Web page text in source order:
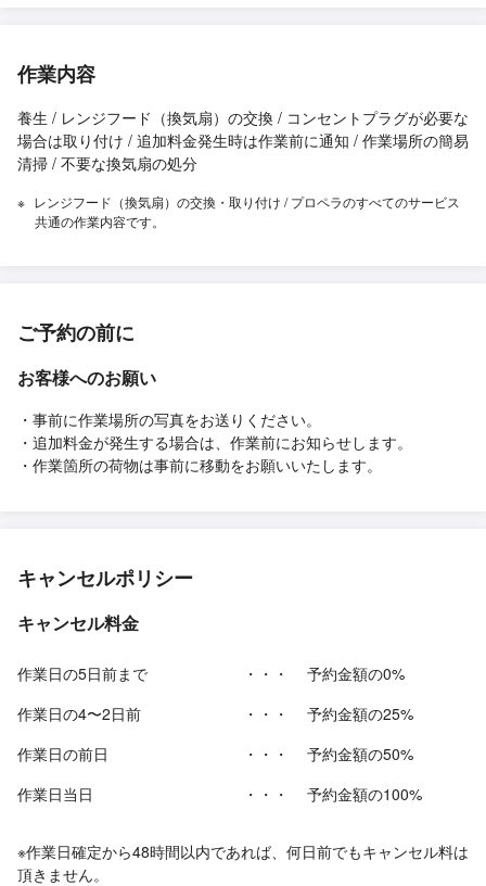
作業内容
養生 / レンジフード（換気扇）の交換 / コンセントプラグが必要な
場合は取り付け / 追加料金発生時は作業前に通知 / 作業場所の簡易
清掃 / 不要な換気扇の処分
レンジフード（換気扇）の交換・取り付け / プロペラのすべてのサービス
共通の作業内容です。
ご予約の前に
お客様へのお願い
・事前に作業場所の写真をお送りください。
・追加料金が発生する場合は、作業前にお知らせします。
・作業箇所の荷物は事前に移動をお願いいたします。
キャンセルポリシー
キャンセル料金
作業日の5日前まで ・・・
予約金額の0%
作業日の4〜2日前
・・・
予約金額の25%
作業日の前日
・・・
予約金額の50%
作業日当日
・・・ 予約金額の100%
※作業日確定から48時間以内であれば、何日前でもキャンセル料は
頂きません。